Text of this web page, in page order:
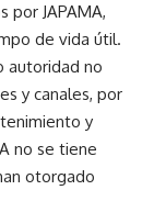
por JAPAMA,
de vida útil.
autoridad no
y canales, por
y
no se tiene
otorgado